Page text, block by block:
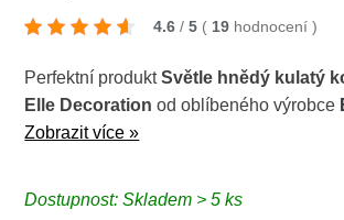
4.6 / 5 ( 19 hodnocení)
Perfektní produktSvětle hnědý kulatý
Elle Decoration od oblíbeného výrobce
Zobrazit více »
Dostupnost: Skladem > 5 ks